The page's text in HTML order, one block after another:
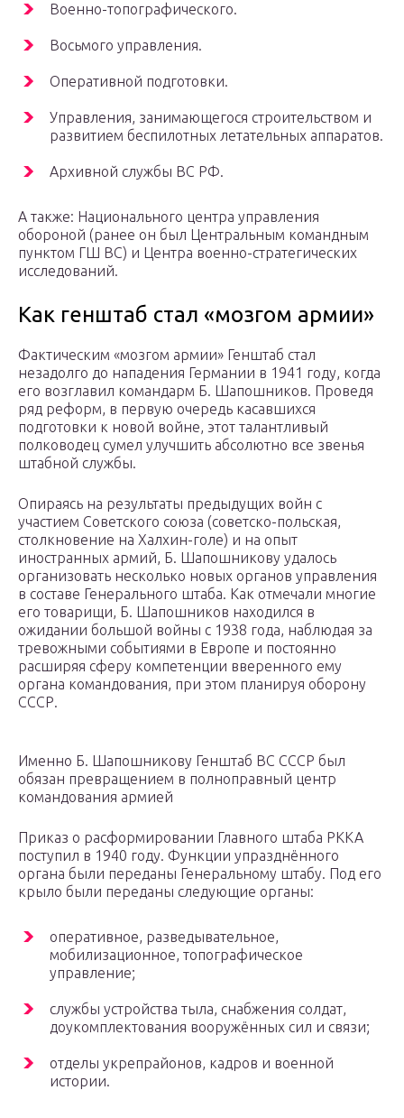
Военно-топографического.
Восьмого управления.
Оперативной подготовки.
Управления, занимающегося строительством и
развитием беспилотных летательных аппаратов.
Архивной службы ВС РФ.
А также: Национального центра управления
обороной (ранее он был Центральным командным
пунктом ГШ ВС) и Центра военно-стратегических
исследований.
Как генштаб стал «мозгом армии»
Фактическим «мозгом армии» Генштаб стал
незадолго до нападения Германии в 1941 году, когда
его возглавил командарм Б. Шапошников. Проведя
ряд реформ, в первую очередь касавшихся
подготовки к новой войне, этот талантливый
полководец сумел улучшить абсолютно все звенья
штабной службы.
Опираясь на результаты предыдущих войн с
участием Советского союза (советско-польская,
столкновение на Халхин-голе) и на опыт
иностранных армий, Б. Шапошникову удалось
организовать несколько новых органов управления
в составе Генерального штаба. Как отмечали многие
его товарищи, Б. Шапошников находился в
ожидании большой войны с 1938 года, наблюдая за
тревожными событиями в Европе и постоянно
расширяя сферу компетенции вверенного ему
органа командования, при этом планируя оборону
СССР.
Именно Б. Шапошникову Генштаб ВС СССР был
обязан превращением в полноправный центр
командования армией
Приказ о расформировании Главного штаба РККА
поступил в 1940 году. Функции упразднённого
органа были переданы Генеральному штабу. Под его
крыло были переданы следующие органы:
оперативное, разведывательное,
мобилизационное, топографическое
управление;
службы устройства тыла, снабжения солдат,
доукомплектования вооружённых сил и связи;
отделы укрепрайонов, кадров и военной
истории.